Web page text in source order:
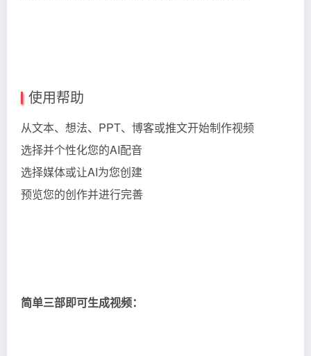
使用帮助
从文本、想法、PPT、博客或推文开始制作视频
选择并个性化您的AI配音
选择媒体或让AI为您创建
预览您的创作并进行完善
简单三部即可生成视频：